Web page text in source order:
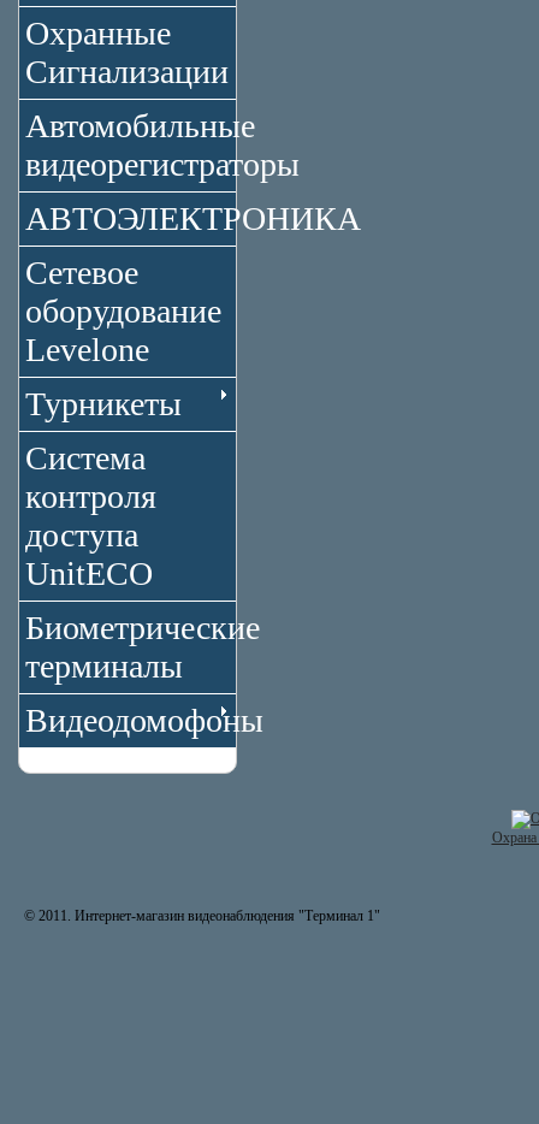
Охранные
Сигнализации
Автомобильные
видеорегистраторы
АВТОЭЛЕКТРОНИКА
Сетевое
оборудование
Levelone
Турникеты
Система
контроля
доступа
UnitECO
Биометрические
терминалы
Видеодомофоны
© 2011. Интернет-магазин видеонаблюдения "Терминал 1"